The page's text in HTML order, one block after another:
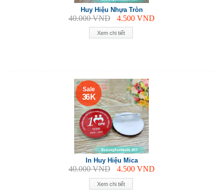
Xem chi tiết
Huy Hiệu Nhựa Tròn
40.000VND 4.500 VND
Xem chi tiết
Sale
36 K
In Huy Hiệu Mica
40.000VND 4.500 VND